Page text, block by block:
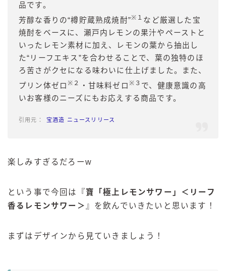
品です。
芳醇な香りの“樽貯蔵熟成焼酎”※１ など厳選した宝
焼酎をベースに、瀬戸内レモンの果汁やペーストと
いったレモン素材に加え、レモンの葉から抽出し
た“リーフエキス”を合わせることで、葉の独特のほ
ろ苦さがクセになる味わいに仕上げました。また、
プリン体ゼロ※２ ・甘味料ゼロ ※３ で、健康意識の高
いお客様のニーズにもお応えする商品です。
宝酒造 ニュースリリース
楽しみすぎるだろーw
という事で今回は『寶「極上レモンサワー」＜リーフ
香るレモンサワー＞ 』を飲んでいきたいと思います！
まずはデザインから見ていきましょう！